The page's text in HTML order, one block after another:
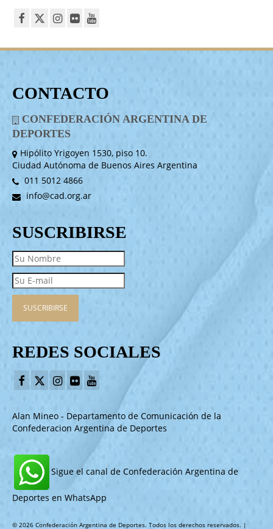
CONTACTO
CONFEDERACIÓN ARGENTINA DE
DEPORTES
Hipólito Yrigoyen 1530, piso 10.
Ciudad Autónoma de Buenos Aires Argentina
011 5012 4866
info@cad.org.ar
SUSCRIBIRSE
REDES SOCIALES
Alan Mineo - Departamento de Comunicación de la
Confederacion Argentina de Deportes
Sigue el canal de Confederación Argentina de
Deportes en WhatsApp
© 2026 Confederación Argentina de Deportes. Todos los derechos reservados. |